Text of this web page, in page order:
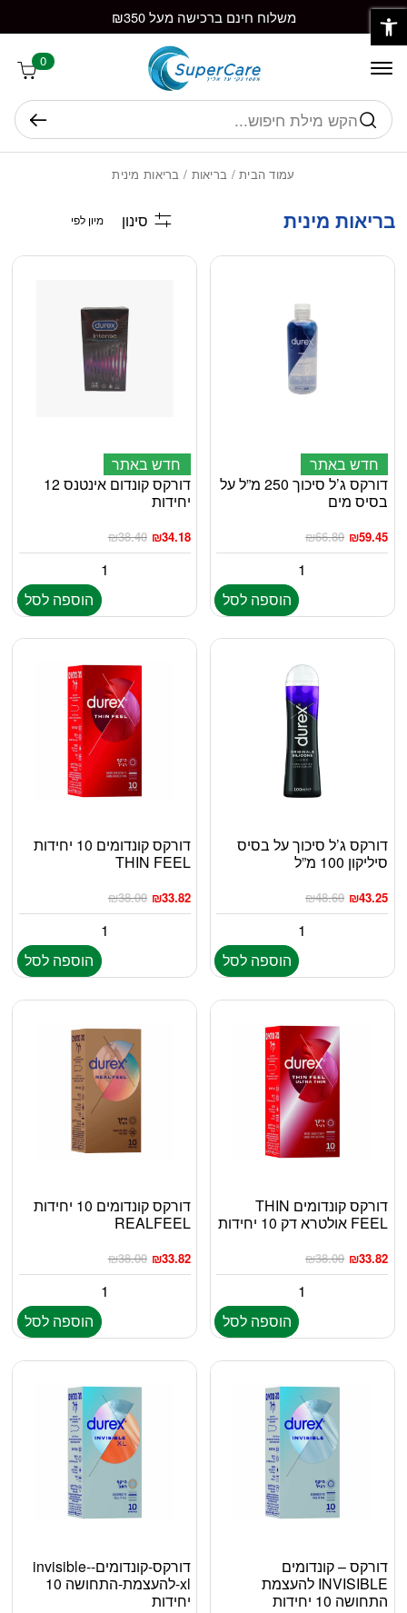
Skip to Content משלוח חינם ברכישה מעל ₪350
0
חיפוש
עמוד הבית/ בריאות / בריאות מינית
בריאות מינית סינון
חדש באתר
דורקס ג’ל סיכוך 250 מ”ל על
בסיס מים
₪66.80 ₪59.45
הוספה לסל
חדש באתר
דורקס קונדום אינטנס 12
יחידות
₪38.40 ₪34.18
הוספה לסל
דורקס ג’ל סיכוך על בסיס
סיליקון 100 מ”ל
₪48.60 ₪43.25
הוספה לסל
דורקס קונדומים 10 יחידות
THIN FEEL
₪38.00 ₪33.82
הוספה לסל
דורקס קונדומים THIN
FEEL אולטרא דק 10 יחידות
₪38.00 ₪33.82
הוספה לסל
דורקס קונדומים 10 יחידות
REALFEEL
₪38.00 ₪33.82
הוספה לסל
דורקס – קונדומים
INVISIBLE להעצמת
התחושה 10 יחידות
דורקס-קונדומים-invisible-
xl-להעצמת-התחושה 10
יחידות
בחזרה למעלה
פתח סרגל נגישות